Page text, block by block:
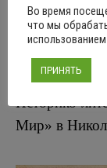
Возрастное
Историко-
Мир” в
Историко-
Мир» в
Во время
что мы
ПРИНЯТЬ